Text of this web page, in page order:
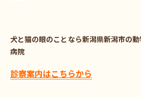
犬と猫の眼のことなら新潟県新潟市の
病院
診察案内はこちらから